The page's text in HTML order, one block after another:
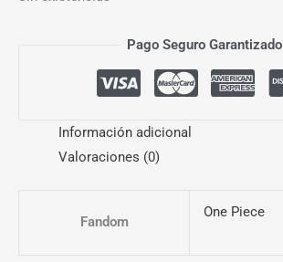
Pago Seguro Garantizado
Información adicional
Valoraciones (0)
Fandom
One Piece